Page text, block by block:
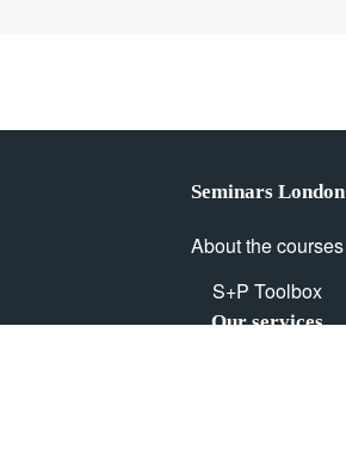
Seminars London
About the courses
S+P Toolbox
Our services